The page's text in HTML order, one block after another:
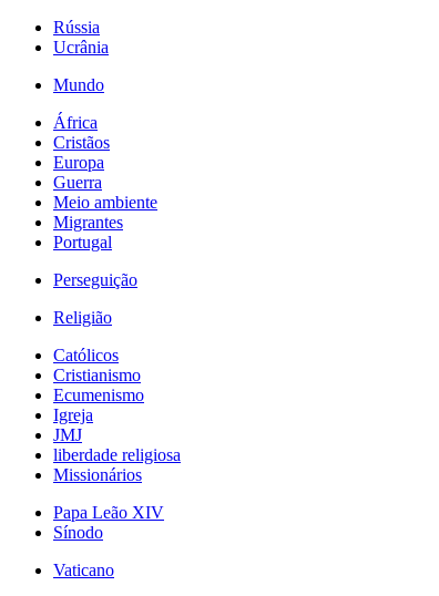
Rússia
Ucrânia
Mundo
África
Cristãos
Europa
Guerra
Meio ambiente
Migrantes
Portugal
Perseguição
Religião
Católicos
Cristianismo
Ecumenismo
Igreja
JMJ
liberdade religiosa
Missionários
Papa Leão XIV
Sínodo
Vaticano